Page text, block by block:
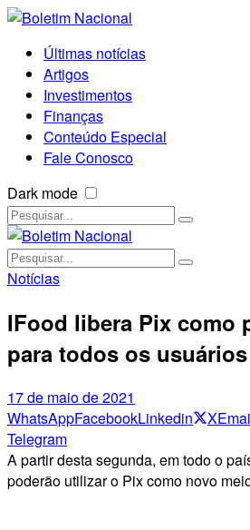
Últimas notícias
Artigos
Investimentos
Finanças
Conteúdo Especial
Fale Conosco
Dark mode
Notícias
IFood libera Pix como
para todos os usuários
17 de maio de 2021
WhatsAppFacebookLinkedin X
Telegram
A partir desta segunda, em todo o
poderão utilizar o Pix como novo